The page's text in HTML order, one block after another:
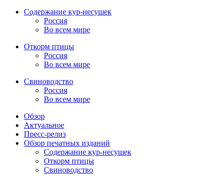
Содержание кур-несушек
Россия
Во всем мире
Откорм птицы
Россия
Во всем мире
Свиноводство
Россия
Во всем мире
Обзор
Актуальное
Пресс-релиз
Обзор печатных изданий
Содержание кур-несушек
Откорм птицы
Свиноводство